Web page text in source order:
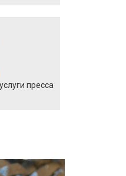
пресса